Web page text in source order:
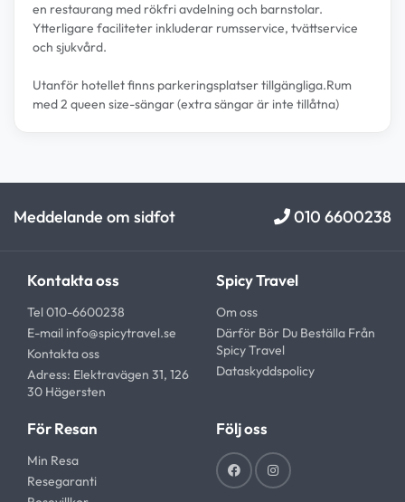
en restaurang med rökfri avdelning och barnstolar.
Ytterligare faciliteter inkluderar rumsservice, tvättservice
och sjukvård.
Utanför hotellet finns parkeringsplatser tillgängliga.Rum
med 2 queen size-sängar (extra sängar är inte tillåtna)
Meddelande om sidfot 010 6600238
Kontakta oss
Tel 010-6600238
E-mail info@spicytravel.se
Kontakta oss
Adress: Elektravägen 31, 126
30 Hägersten
Spicy Travel
Om oss
Därför Bör Du Beställa Från
Spicy Travel
Dataskyddspolicy
För Resan
Min Resa
Resegaranti
Följ oss